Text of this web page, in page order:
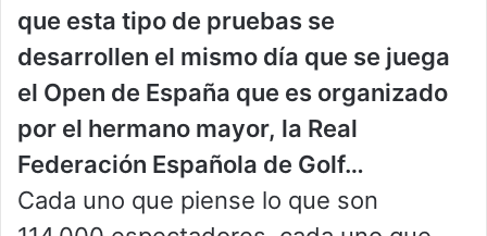
que esta tipo de pruebas se
desarrollen el mismo día que se juega
el Open de España que es organizado
por el hermano mayor, la Real
Federación Española de Golf…
Cada uno que piense lo que son